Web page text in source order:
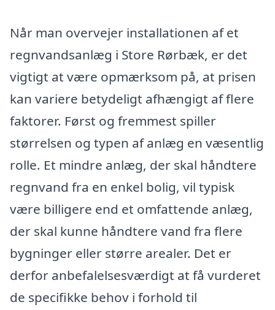
Når man overvejer installationen af et
regnvandsanlæg i Store Rørbæk, er det
vigtigt at være opmærksom på, at prisen
kan variere betydeligt afhængigt af flere
faktorer. Først og fremmest spiller
størrelsen og typen af anlæg en væsentlig
rolle. Et mindre anlæg, der skal håndtere
regnvand fra en enkel bolig, vil typisk
være billigere end et omfattende anlæg,
der skal kunne håndtere vand fra flere
bygninger eller større arealer. Det er
derfor anbefalelsesværdigt at få vurderet
de specifikke behov i forhold til